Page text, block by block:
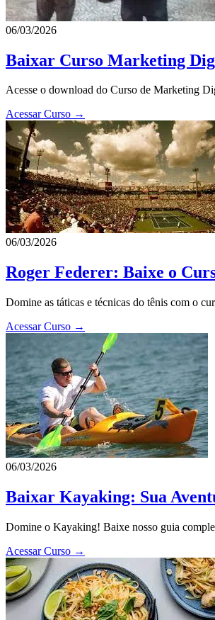
06/03/2026
Baixar Curso Marketing
Acesse o download do Curso de Marketing
Acessar Curso →
06/03/2026
Roger Federer: Baixe o
Domine as táticas e técnicas do tênis com o
Acessar Curso →
06/03/2026
Baixar Kayaking: Sua
Domine o Kayaking! Baixe nosso guia
Acessar Curso →